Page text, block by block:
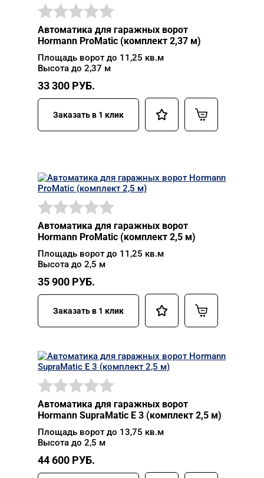
Автоматика для гаражных ворот
Hormann ProMatic (комплект 2,37 м)
Площадь ворот до 11,25 кв.м
Высота до 2,37 м
33 300 РУБ.
Заказать в 1 клик
Автоматика для гаражных ворот
Hormann ProMatic (комплект 2,5 м)
Площадь ворот до 11,25 кв.м
Высота до 2,5 м
35 900 РУБ.
Заказать в 1 клик
Автоматика для гаражных ворот
Hormann SupraMatic E 3 (комплект 2,5 м)
Площадь ворот до 13,75 кв.м
Высота до 2,5 м
44 600 РУБ.